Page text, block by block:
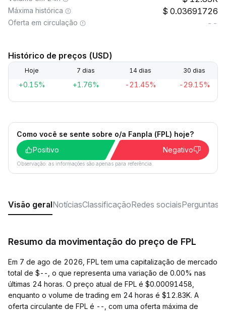
Máxima histórica 0.03691726
Oferta em circulação --
Histórico de preços (USD)
Hoje 7 dias 14 dias 30 dias
+0.15% +1.76% -21.45% -29.15%
Como você se sente sobre o/a Fanpla (FPL) hoje?
Positivo
Negativo
Observação: as informações são apenas para referência.
Visão geralNotíciasClassificaçãoRedes sociaisPerguntas
Resumo da movimentação do preço de FPL
Em 7 de ago de 2026, FPL tem uma capitalização de mercado
total de $--, o que representa uma variação de 0.00% nas
últimas 24 horas. O preço atual de FPL é $0.00091458,
enquanto o volume de trading em 24 horas é $12.83K. A
oferta circulante de FPL é --, com uma oferta máxima de